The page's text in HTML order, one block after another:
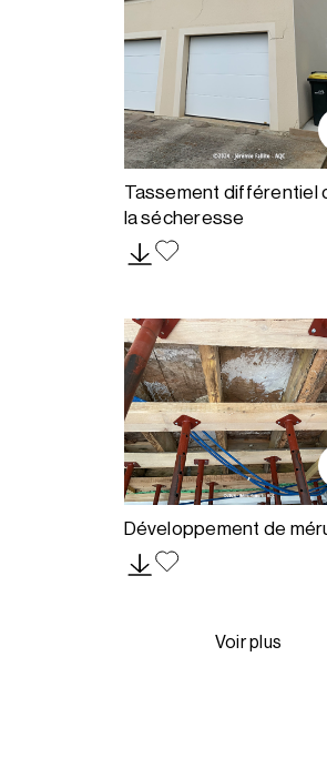
Tassement différentiel
la sécheresse
Développement de
Voir plus